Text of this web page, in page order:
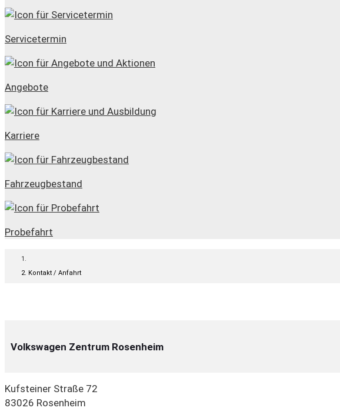
Servicetermin
Angebote
Karriere
Fahrzeugbestand
Probefahrt
Kontakt / Anfahrt
Volkswagen Zentrum Rosenheim
Kufsteiner Straße 72
83026 Rosenheim